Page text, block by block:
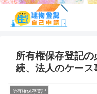
所有権保存登記
続、法人のケース
所有権保存登記